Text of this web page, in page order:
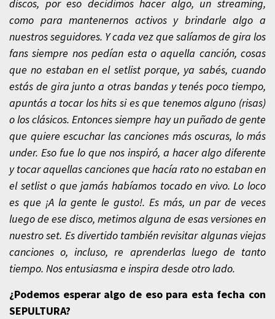
discos, por eso decidimos hacer algo, un streaming,
como para mantenernos activos y brindarle algo a
nuestros seguidores. Y cada vez que salíamos de gira los
fans siempre nos pedían esta o aquella canción, cosas
que no estaban en el setlist porque, ya sabés, cuando
estás de gira junto a otras bandas y tenés poco tiempo,
apuntás a tocar los hits si es que tenemos alguno (risas)
o los clásicos. Entonces siempre hay un puñado de gente
que quiere escuchar las canciones más oscuras, lo más
under. Eso fue lo que nos inspiró, a hacer algo diferente
y tocar aquellas canciones que hacía rato no estaban en
el setlist o que jamás habíamos tocado en vivo. Lo loco
es que ¡A la gente le gusto!. Es más, un par de veces
luego de ese disco, metimos alguna de esas versiones en
nuestro set. Es divertido también revisitar algunas viejas
canciones o, incluso, re aprenderlas luego de tanto
tiempo. Nos entusiasma e inspira desde otro lado.
¿Podemos esperar algo de eso para esta fecha con
SEPULTURA?